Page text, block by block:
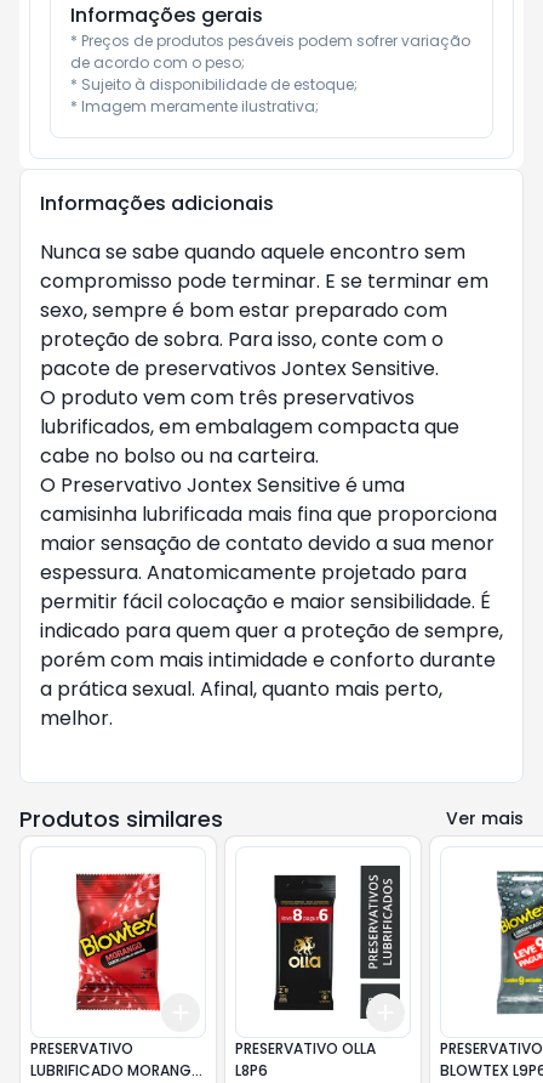
Informações gerais
* Preços de produtos pesáveis podem sofrer variação
de acordo com o peso;
* Sujeito à disponibilidade de estoque;
* Imagem meramente ilustrativa;
Informações adicionais
Nunca se sabe quando aquele encontro sem
compromisso pode terminar. E se terminar em
sexo, sempre é bom estar preparado com
proteção de sobra. Para isso, conte com o
pacote de preservativos Jontex Sensitive.
O produto vem com três preservativos
lubrificados, em embalagem compacta que
cabe no bolso ou na carteira.
O Preservativo Jontex Sensitive é uma
camisinha lubrificada mais fina que proporciona
maior sensação de contato devido a sua menor
espessura. Anatomicamente projetado para
permitir fácil colocação e maior sensibilidade. É
indicado para quem quer a proteção de sempre,
porém com mais intimidade e conforto durante
a prática sexual. Afinal, quanto mais perto,
melhor.
Produtos similares Ver mais
+10
PRESERVATIVO
LUBRIFICADO MORANGO
10
Add
PRESERVATIVO OLLA
L8P6
PRESERVATIVO
BLOWTEX